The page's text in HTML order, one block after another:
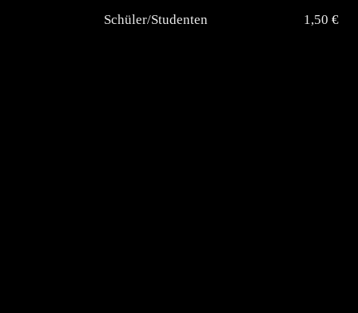
Schüler/Studenten